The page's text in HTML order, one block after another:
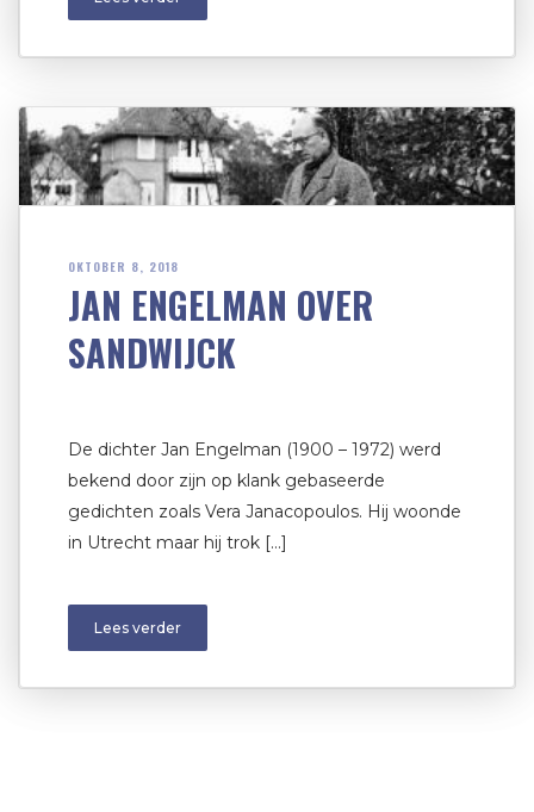
OKTOBER 8, 2018
JAN ENGELMAN OVER
SANDWIJCK
De dichter Jan Engelman (1900 – 1972) werd
bekend door zijn op klank gebaseerde
gedichten zoals Vera Janacopoulos. Hij woonde
in Utrecht maar hij trok […]
Lees verder